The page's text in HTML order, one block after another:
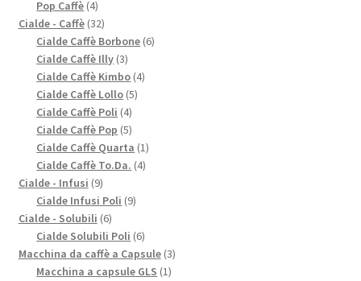
Pop Caffè 44
prodotti
Cialde - Caffè 3232
prodotti
Cialde Caffè Borbone 66
Cialde Caffè Illy 33
prodotti
Cialde Caffè Kimbo 44
Cialde Caffè Lollo 55
Cialde Caffè Poli 44
prodotti
Cialde Caffè Pop 55
prodotti
Cialde Caffè Quarta 11
Cialde Caffè To.Da. 44
Cialde - Infusi 99
prodotti
Cialde Infusi Poli 99
Cialde - Solubili 66
prodotti
Cialde Solubili Poli 66
prodotti
Macchina da caffè a Capsule 33
Macchina a capsule GLS 11